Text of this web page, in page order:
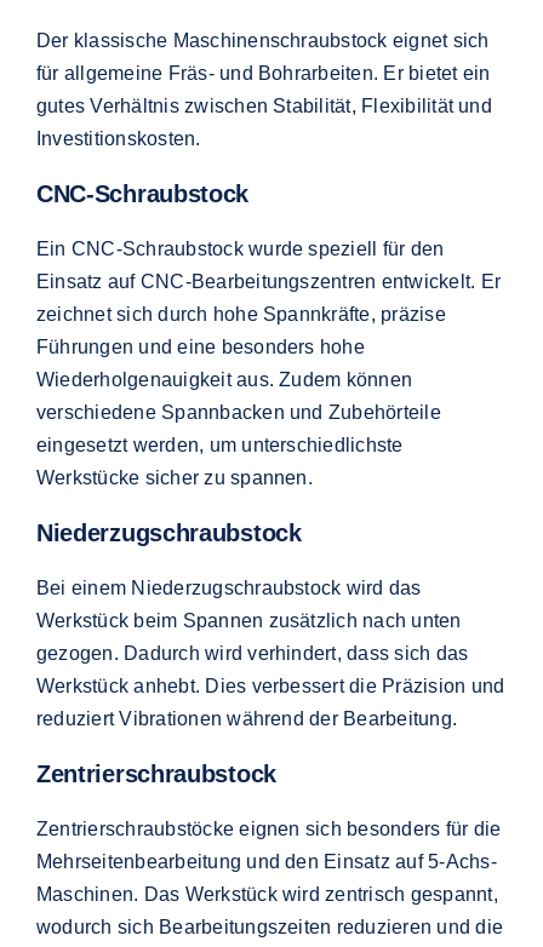
Der klassische Maschinenschraubstock eignet sich
für allgemeine Fräs- und Bohrarbeiten. Er bietet ein
gutes Verhältnis zwischen Stabilität, Flexibilität und
Investitionskosten.
CNC-Schraubstock
Ein CNC-Schraubstock wurde speziell für den
Einsatz auf CNC-Bearbeitungszentren entwickelt. Er
zeichnet sich durch hohe Spannkräfte, präzise
Führungen und eine besonders hohe
Wiederholgenauigkeit aus. Zudem können
verschiedene Spannbacken und Zubehörteile
eingesetzt werden, um unterschiedlichste
Werkstücke sicher zu spannen.
Niederzugschraubstock
Bei einem Niederzugschraubstock wird das
Werkstück beim Spannen zusätzlich nach unten
gezogen. Dadurch wird verhindert, dass sich das
Werkstück anhebt. Dies verbessert die Präzision und
reduziert Vibrationen während der Bearbeitung.
Zentrierschraubstock
Zentrierschraubstöcke eignen sich besonders für die
Mehrseitenbearbeitung und den Einsatz auf 5-Achs-
Maschinen. Das Werkstück wird zentrisch gespannt,
wodurch sich Bearbeitungszeiten reduzieren und die